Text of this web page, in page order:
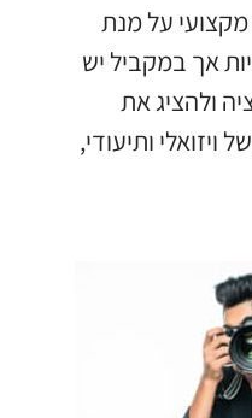
על מנת
אך במקביל יש
ולהציג את
ויזואלי ותיעודי,